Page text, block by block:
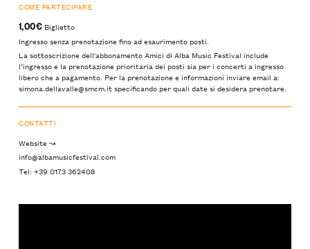
COME PARTECIPARE
1,00€Biglietto
Ingresso senza prenotazione fino ad esaurimento posti.
La sottoscrizione dell'abbonamento Amici di Alba Music Festival include
l’ingresso e la prenotazione prioritaria dei posti sia per i concerti a ingresso
libero che a pagamento. Per la prenotazione e informazioni inviare email a:
simona.dellavalle@smcm.it specificando per quali date si desidera prenotare.
CONTATTI
Website ↝
info@albamusicfestival.com
Tel: +39 0173 362408